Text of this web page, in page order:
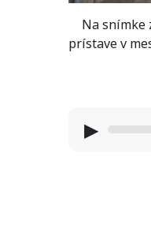
Na snímke
prístave v
▶